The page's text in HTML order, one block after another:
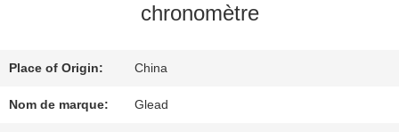
À
PROPOS
chronomètre
Place of Origin: China
Nom de marque: Glead